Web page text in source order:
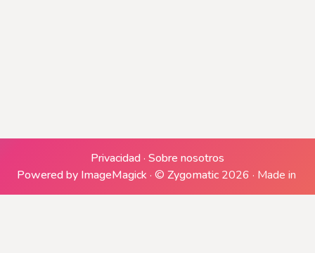
Privacidad· Sobre nosotros
Powered by ImageMagick · © Zygomatic2026 · Made in
Generando descargas
Generando archivo ZIP
Descargar